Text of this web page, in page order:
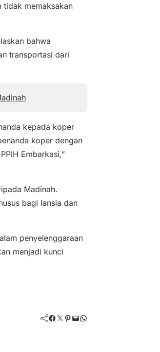
tidak memaksakan
bahwa
transportasi dari
kepada koper
koper dengan
Embarkasi,”
Madinah.
bagi lansia dan
penyelenggaraan
menjadi kunci
Facebook Twitter Pinterest Mail WhatsApp